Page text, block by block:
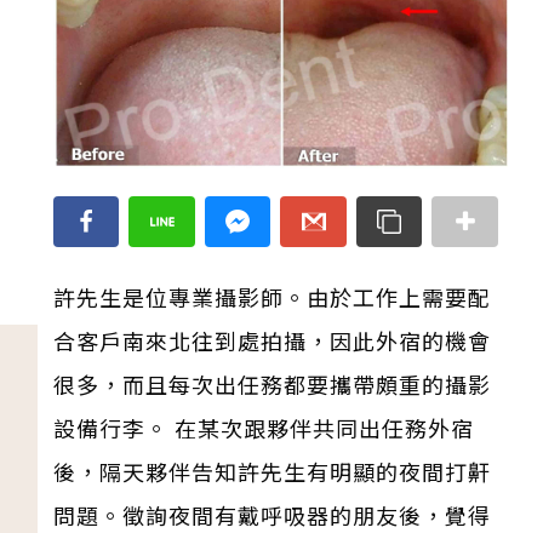
許先生是位專業攝影師。由於工作上需要配
合客戶南來北往到處拍攝，因此外宿的機會
很多，而且每次出任務都要攜帶頗重的攝影
設備行李。 在某次跟夥伴共同出任務外宿
後，隔天夥伴告知許先生有明顯的夜間打鼾
問題。徵詢夜間有戴呼吸器的朋友後，覺得